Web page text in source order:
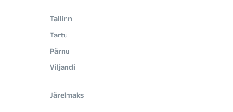
Tallinn
Tartu
Pärnu
Viljandi
Järelmaks